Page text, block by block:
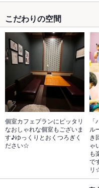
こだわりの空間
個室カフェプランにピッタリ
なおしゃれな個室もございま
す♪ゆっくりとおくつろぎく
ださい☆
ル
き
ゃ
も
で
リ